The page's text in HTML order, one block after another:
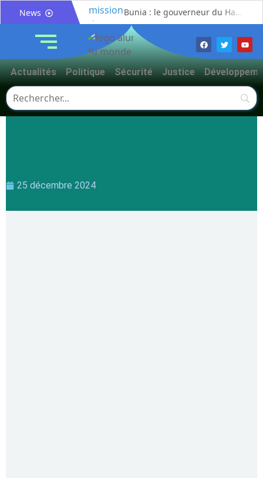
News
Bunia : le gouverneur du Haut-Uélé, Jean Bakomito Gambu, en mission de travail pour renforcer la coordination sécuritaire et sanitaire avec l’Ituri
Bunia : l’AIDAC-ASBL organise une prière d’action de grâce en l’honneur des finalistes musulmans admis à l’Examen d’État édition 2026
Ituri : un centre de traitement Ebola de plus de 100 lits ouvre ses portes pour renforcer la riposte
Ituri / Riposte contre Ebola : World Vision forme 50 leaders religieux à Bunia pour transformer la foi en actions contre Ebola
Djugu : l’ASADS et ALCAM sensibilisent près de 300 déplacés de Plaine Savo sur la protection des enfants et la cohésion sociale
Actualités Politique Sécurité Justice
25 décembre 2024